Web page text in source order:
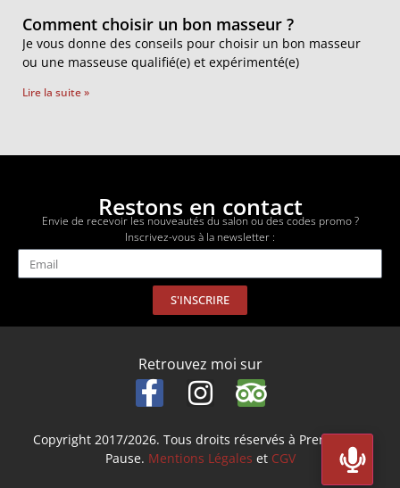
Comment choisir un bon masseur ?
Je vous donne des conseils pour choisir un bon masseur
ou une masseuse qualifié(e) et expérimenté(e)
Lire la suite »
Restons en contact
Envie de recevoir les nouveautés du salon ou des codes promo ?
Inscrivez-vous à la newsletter :
S'INSCRIRE
Retrouvez moi sur
Copyright 2017/2026. Tous droits réservés à Prenez Une
Pause. Mentions Légales et CGV